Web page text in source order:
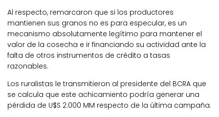
Al respecto, remarcaron que si los productores
mantienen sus granos no es para especular, es un
mecanismo absolutamente legítimo para mantener el
valor de la cosecha e ir financiando su actividad ante la
falta de otros instrumentos de crédito a tasas
razonables.
Los ruralistas le transmitieron al presidente del BCRA que
se calcula que este achicamiento podría generar una
pérdida de U$S 2.000 MM respecto de la última campaña.